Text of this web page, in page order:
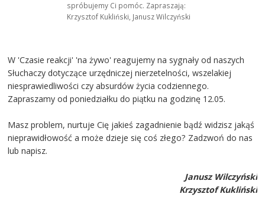
spróbujemy Ci pomóc. Zapraszają:
Krzysztof Kukliński, Janusz Wilczyński
W 'Czasie reakcji' 'na żywo' reagujemy na sygnały od naszych
Słuchaczy dotyczące urzędniczej nierzetelności, wszelakiej
niesprawiedliwości czy absurdów życia codziennego.
Zapraszamy od poniedziałku do piątku na godzinę 12.05.
Masz problem, nurtuje Cię jakieś zagadnienie bądź widzisz jakąś
nieprawidłowość a może dzieje się coś złego? Zadzwoń do nas
lub napisz.
Janusz Wilczyński
Krzysztof Kukliński